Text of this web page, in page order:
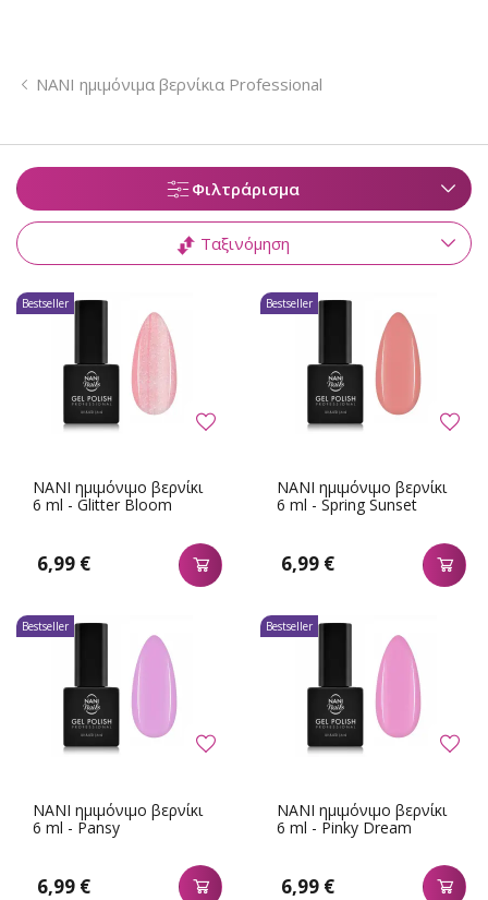
NANI ημιμόνιμα βερνίκια Professional
Φιλτράρισμα
Ταξινόμηση
NANI ημιμόνιμο βερνίκι
6 ml - Glitter Bloom
6,99 €
Bestseller
NANI ημιμόνιμο βερνίκι
6 ml - Spring Sunset
6,99 €
Bestseller
NANI ημιμόνιμο βερνίκι
6 ml - Pansy
6,99 €
Bestseller
NANI ημιμόνιμο βερνίκι
6 ml - Pinky Dream
6,99 €
Bestseller